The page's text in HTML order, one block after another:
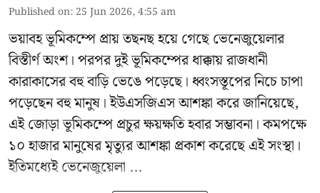
Published on: 25 Jun 2026, 4:55 am
ভয়াবহ ভূমিকম্পে প্রায় তছনছ হয়ে গেছেভেনেজুয়েলার
বিস্তীর্ণ অংশ। পরপর দুই ভূমিকম্পের ধাক্কায় রাজধানী
কারাকাসের বহু বাড়ি ভেঙে পড়েছে। ধ্বংসস্তূপের নিচে চাপা
পড়েছেন বহু মানুষ। ইউএসজিএস আশঙ্কা করে জানিয়েছে,
এই জোড়া ভূমিকম্পে প্রচুর ক্ষয়ক্ষতি হবার সম্ভাবনা। কমপক্ষে
১০ হাজার মানুষের মৃত্যুর আশঙ্কা প্রকাশ করেছে এই সংস্থা।
ইতিমধ্যেই ভেনেজুয়েলা ...